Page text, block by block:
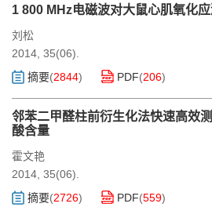
1 800 MHz电磁波对大鼠心肌氧化
刘松
2014, 35(06).
摘要(2844) PDF(206)
邻苯二甲醛柱前衍生化法快速高效
酸含量
霍文艳
2014, 35(06).
摘要(2726) PDF(559)